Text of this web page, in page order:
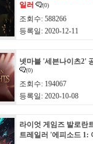
일러
(0)
조회수: 588266
등록일: 2020-12-11
넷마블 '세븐나이츠2'
(0)
조회수: 194067
등록일: 2020-10-08
라이엇 게임즈 발로란
트레일러 '에피소드 1: